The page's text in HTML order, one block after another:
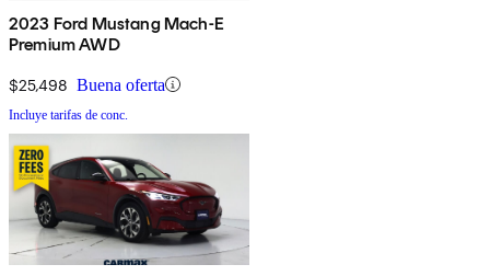
2023 Ford Mustang Mach-E
Premium AWD
$25,498 Buena oferta
Incluye tarifas de conc.